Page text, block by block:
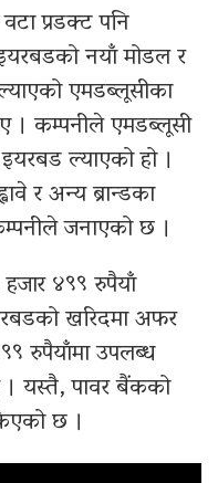
प्रडक्ट पनि
नयाँ मोडल र
एमडब्लूसीका
। कम्पनीले एमडब्लूसी
ल्याएको हो ।
र अन्य ब्रान्डका
जनाएको छ ।
४९९ रुपैयाँ
खरिदमा अफर
रुपैयाँमा उपलब्ध
। यस्तै, पावर बैंकको
छ ।